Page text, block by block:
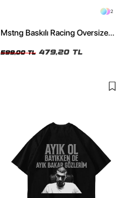
2
Mstng Baskılı Racing Oversize
599,00 TL 479,20 TL